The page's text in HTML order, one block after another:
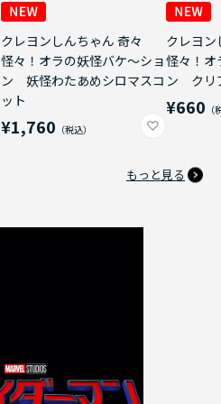
クレヨンしんちゃん 奇々
怪々！オラの妖怪バケ～ショ
ン 妖怪わたあめシロマスコ
ット
¥1,760
クレヨン
怪々！オ
ン クリ
¥660
もっと見る